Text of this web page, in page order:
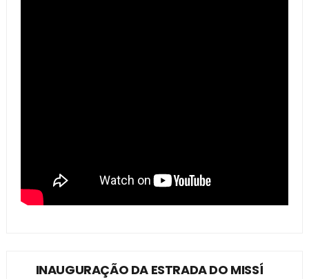
INAUGURAÇÃO DA ESTRADA DO MISSÍ